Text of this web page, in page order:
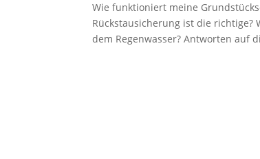
Wie funktioniert meine
Rückstausicherung ist die richtige?
dem Regenwasser? Antworten auf